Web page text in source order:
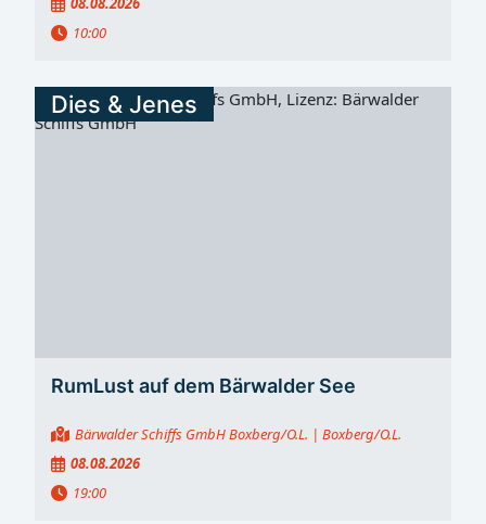
10:00
Dies & Jenes
RumLust auf dem Bärwalder See
Bärwalder Schiffs GmbH Boxberg/O.L. | Boxberg/O.L.
08.08.2026
19:00